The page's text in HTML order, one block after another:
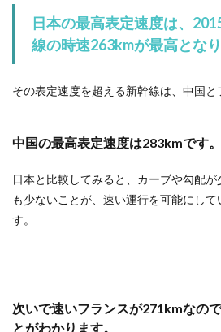
日本の最高表定速度は、
線の時速263kmが最高となり
その表定速度を超える新幹線は、中国と
中国の最高表定速度は283kmです。
日本と比較してみると、カーブや勾配
も少ないことが、速い運行を可能にし
す。
次いで速いフランスが271kmなの
とがわかります。